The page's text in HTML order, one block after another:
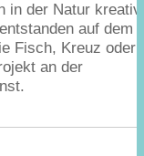
in der Natur kreativ
auf dem
Fisch, Kreuz oder
an der